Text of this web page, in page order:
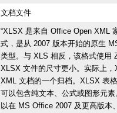
文档文件
“XLSX 是来自 Office Open XML
式，是从 2007 版本开始的原生
类型。与 XLS 相反，该格式使用
XLSX 文件的尺寸更小。实际上，
XML 文档的一个归档。XLSX 表
可以包含纯文本、公式或图形元
以在 MS Office 2007 及更高版本